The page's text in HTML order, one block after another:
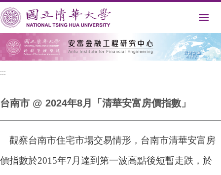
跳
到
主
要
內
容
:::
台南市 @ 2024年8月「清華安富房價指數」
觀察台南市住宅市場交易情形，台南市清華安富房
價指數於2015年7月達到第一波高點後短暫走跌，於